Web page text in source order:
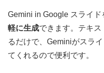
Gemini in Google スライド
軽に生成できます。テキス
るだけで、Geminiがスラ
てくれるので便利です。